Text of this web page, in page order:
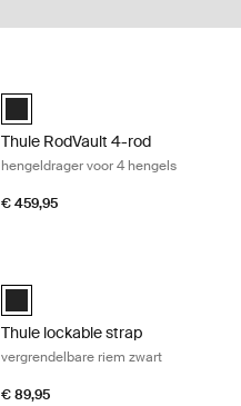
Black (selected)
Thule RodVault 4-rod
hengeldrager voor 4 hengels
€ 459,95
Black (selected)
Thule lockable strap
vergrendelbare riem zwart
€ 89,95